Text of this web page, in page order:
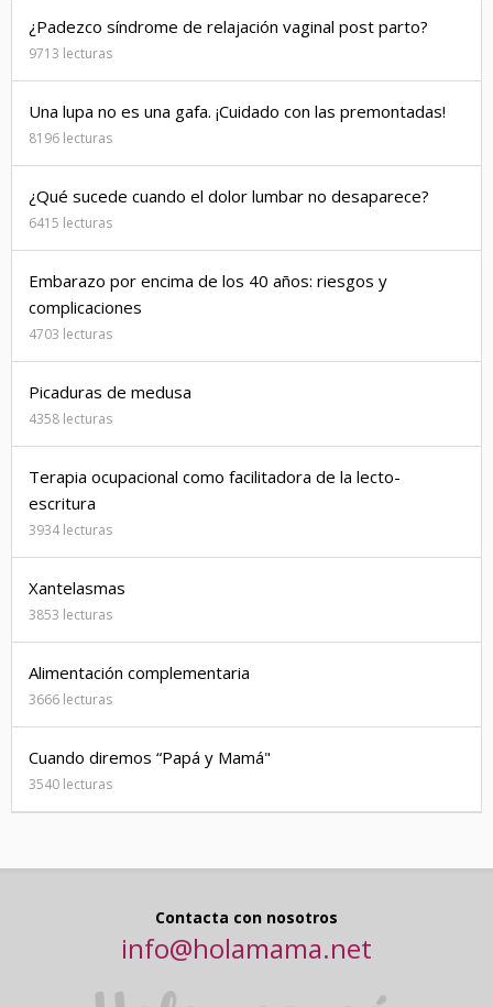
¿Padezco síndrome de relajación vaginal post parto?
9713 lecturas
Una lupa no es una gafa. ¡Cuidado con las premontadas!
8196 lecturas
¿Qué sucede cuando el dolor lumbar no desaparece?
6415 lecturas
Embarazo por encima de los 40 años: riesgos y
complicaciones
4703 lecturas
Picaduras de medusa
4358 lecturas
Terapia ocupacional como facilitadora de la lecto-
escritura
3934 lecturas
Xantelasmas
3853 lecturas
Alimentación complementaria
3666 lecturas
Cuando diremos “Papá y Mamá"
3540 lecturas
Contacta con nosotros
info@holamama.net